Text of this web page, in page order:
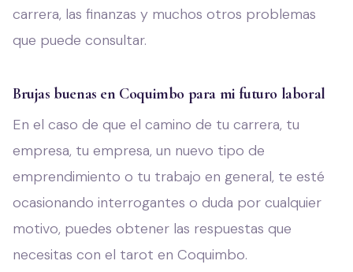
carrera, las finanzas y muchos otros problemas
que puede consultar.
Brujas buenas en Coquimbo para mi futuro laboral
En el caso de que el camino de tu carrera, tu
empresa, tu empresa, un nuevo tipo de
emprendimiento o tu trabajo en general, te esté
ocasionando interrogantes o duda por cualquier
motivo, puedes obtener las respuestas que
necesitas con el tarot en Coquimbo.